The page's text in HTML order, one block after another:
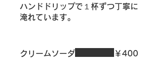
ハンドドリップで１杯ずつ丁寧に
淹れています。
クリームソーダ ￥400